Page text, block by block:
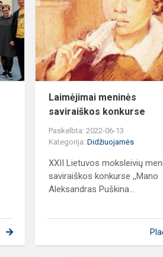
1000
Eur!
Laimėjimai meninės
saviraiškos konkurse
Paskelbta: 2022-06-13
Kategorija:Didžiuojamės
XXII Lietuvos moksleivių
saviraiškos konkurse ,,Mano
Aleksandras Puškina...